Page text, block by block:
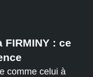
: ce
comme celui à